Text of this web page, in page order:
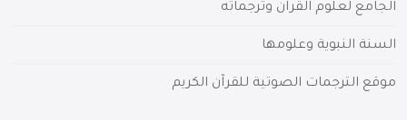
الجامع لعلوم القرآن وترجماته
السنة النبوية وعلومها
موقع الترجمات الصوتية للقرآن الكريم